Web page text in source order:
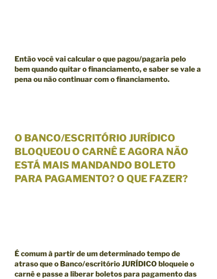
Então você vai calcular o que pagou/pagaria pelo
bem quando quitar o financiamento, e saber sevale a
pena ou não continuar com o financiamento.
O BANCO/ESCRITÓRIO JURÍDICO
BLOQUEOU O CARNÊ E AGORA NÃO
ESTÁ MAIS MANDANDO BOLETO
PARA PAGAMENTO? O QUE FAZER?
É comum à partir de umdeterminado tempo de
atraso que o Banco/escritório JURÍDICO bloqueie o
carnêe passe a liberar boletos para pagamento das